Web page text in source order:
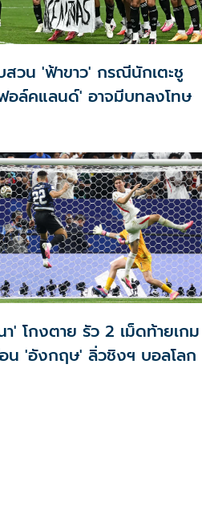
วน 'ฟ้าขาว' กรณีนักเตะชู
ฟอล์คแลนด์' อาจมีบทลงโทษ
า' โกงตาย รัว 2 เม็ดท้ายเกม
น 'อังกฤษ' ลิ่วชิงฯ บอลโลก